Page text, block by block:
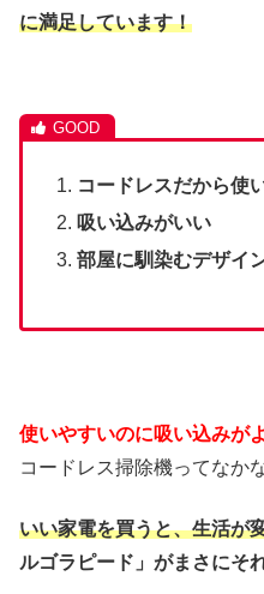
に満足しています！
コードレスだから使
吸い込みがいい
部屋に馴染むデザイ
使いやすいのに吸い込みが
コードレス掃除機ってなか
いい家電を買うと、生活が
ルゴラピード」がまさにそ